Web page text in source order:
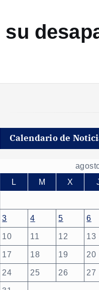
su
Calendario de
L
M X
3 4 5 6
10 11 12 13
17 18 19 20
24 25 26 27